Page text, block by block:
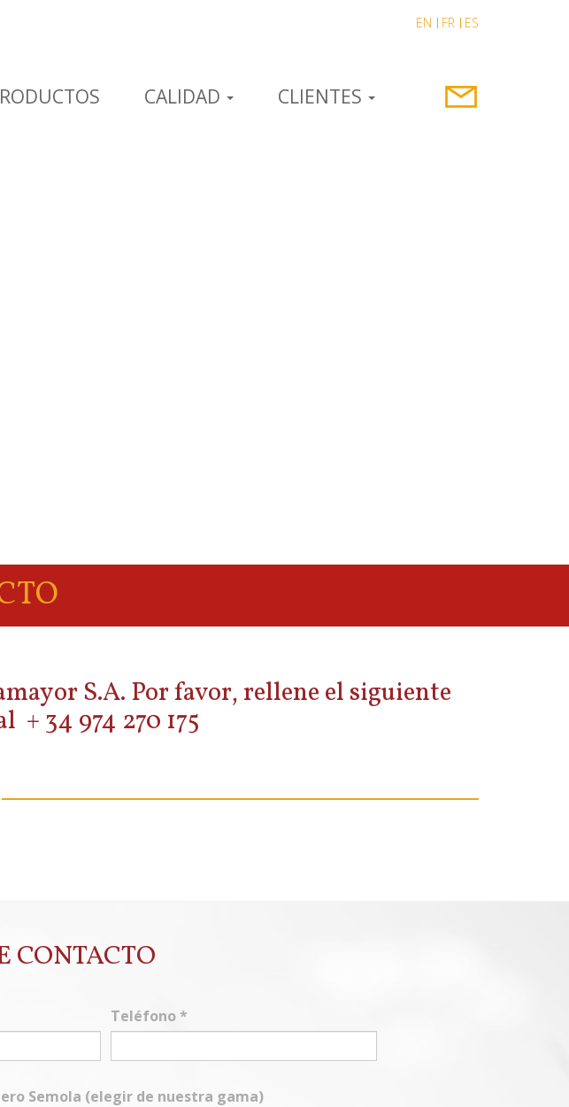
EN FR ES
CALIDAD CLIENTES
S.A. Por favor, rellene el siguiente
34 974 270 175
CONTACTO
Teléfono*
Semola (elegir de nuestra gama)